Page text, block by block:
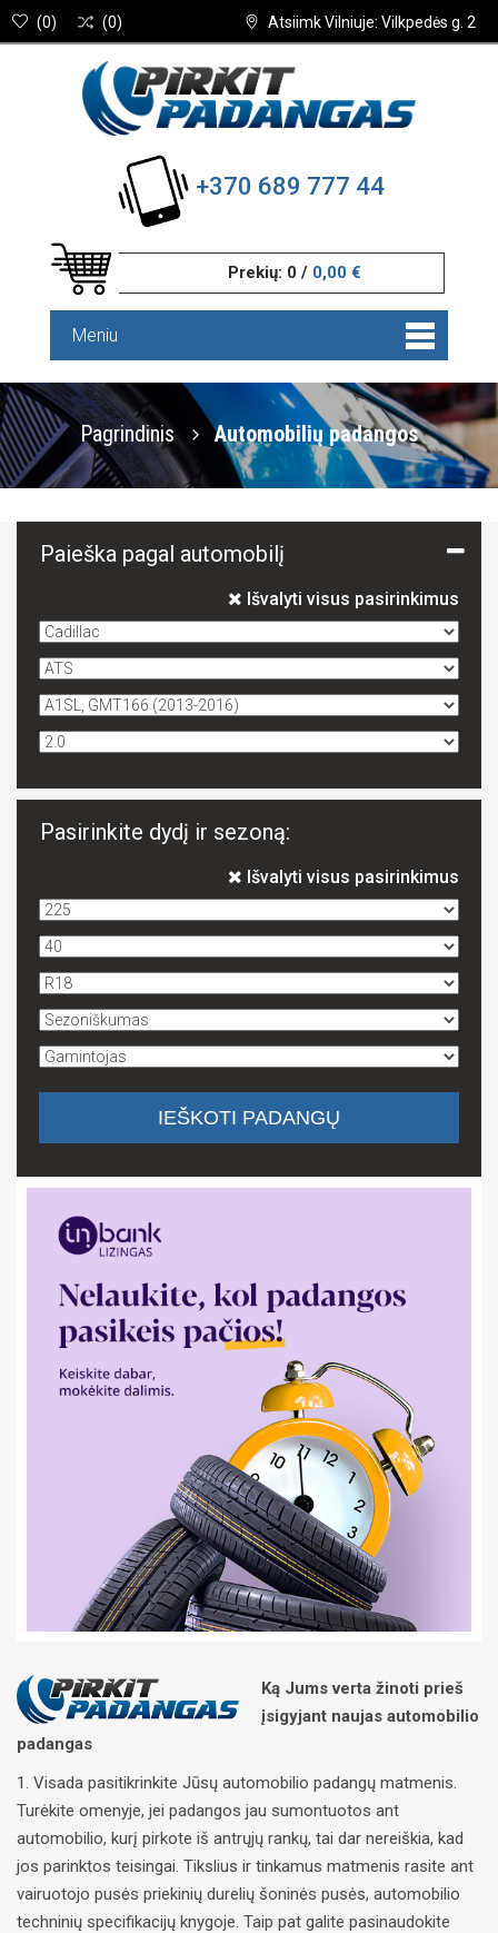
Atsiimk Vilniuje: Vilkpedės g. 2
(0) (0)
+370 689 777 44
Prekių: 0 / 0,00 €
Meniu
Pagrindinis Automobilių padangos
Paieška pagal automobilį
Išvalyti visus pasirinkimus
Pasirinkite dydį ir sezoną:
Išvalyti visus pasirinkimus
Ką Jums verta žinoti prieš
įsigyjant naujas automobilio
padangas
1. Visada pasitikrinkite Jūsų automobilio padangų matmenis.
Turėkite omenyje, jei padangos jau sumontuotos ant
automobilio, kurį pirkote iš antrųjų rankų, tai dar nereiškia, kad
jos parinktos teisingai. Tikslius ir tinkamus matmenis rasite ant
vairuotojo pusės priekinių durelių šoninės pusės, automobilio
techninių specifikacijų knygoje. Taip pat galite pasinaudokite